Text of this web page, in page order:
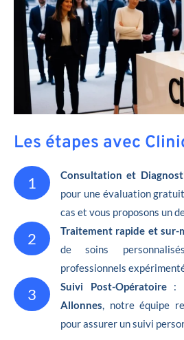
Les étapes avec
1 Consultation et
pour une évaluation
cas et vous proposons un
2 Traitement rapide et sur-
de soins
professionnels
3 Suivi Post-Opératoire :
Allonnes , notre équipe
pour assurer un suivi